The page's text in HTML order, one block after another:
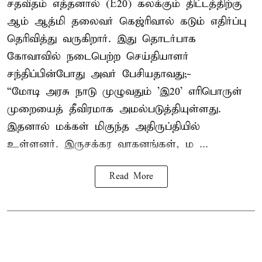
சதவீதம் எத்தனால் (E20) கலக்கும் திட்டத்திற்கு
ஆம் ஆத்மி தலைவர் கெஜ்ரிவால் கடும் எதிர்ப்பு
தெரிவித்து வருகிறார். இது தொடர்பாக
கோவாவில் நடைபெற்ற செய்தியாளர்
சந்திப்பின்போது அவர் பேசியதாவது;-
“மோடி அரசு நாடு முழுவதும் 'இ20’ எரிபொருள்
முறையைத் தீவிரமாக அமல்படுத்தியுள்ளது.
இதனால் மக்கள் மிகுந்த அதிருப்தியில்
உள்ளனர். இருசக்கர வாகனங்கள், ம ...
Read More